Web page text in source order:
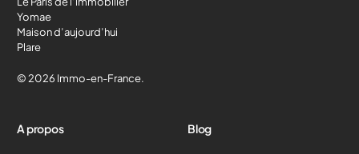
Yomae
Maison d’aujourd’hui
Plare
© 2026 Immo-en-France.
A propos Blog